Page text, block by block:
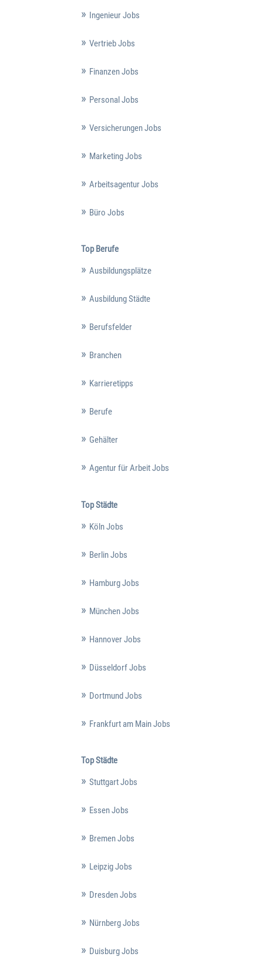
Ingenieur Jobs
Vertrieb Jobs
Finanzen Jobs
Personal Jobs
Versicherungen Jobs
Marketing Jobs
Arbeitsagentur Jobs
Büro Jobs
Top Berufe
Ausbildungsplätze
Ausbildung Städte
Berufsfelder
Branchen
Karrieretipps
Berufe
Gehälter
Agentur für Arbeit Jobs
Top Städte
Köln Jobs
Berlin Jobs
Hamburg Jobs
München Jobs
Hannover Jobs
Düsseldorf Jobs
Dortmund Jobs
Frankfurt am Main Jobs
Top Städte
Stuttgart Jobs
Essen Jobs
Bremen Jobs
Leipzig Jobs
Dresden Jobs
Nürnberg Jobs
Duisburg Jobs